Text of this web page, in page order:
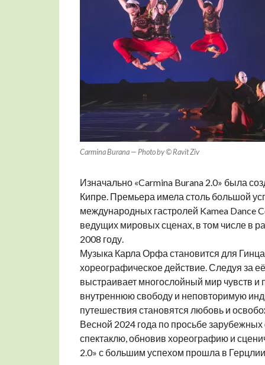
Carmina Burana — Photo by © Ravit Ziv
Изначально «Carmina Burana 2.0» была
Кипре. Премьера имела столь большой
международных гастролей Kamea Dance
ведущих мировых сценах, в том числе в
2008 году.
Музыка Карла Орфа становится для
хореографическое действие. Следуя за
выстраивает многослойный мир чувств и
внутреннюю свободу и неповторимую
путешествия становятся любовь и
Весной 2024 года по просьбе
спектаклю, обновив хореографию и
2.0» с большим успехом прошла в